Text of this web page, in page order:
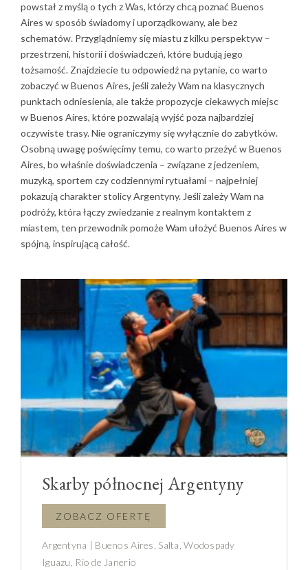
powstał z myślą o tych z Was, którzy chcą poznać Buenos
Aires w sposób świadomy i uporządkowany, ale bez
schematów. Przyglądniemy się miastu z kilku perspektyw –
przestrzeni, historii i doświadczeń, które budują jego
tożsamość. Znajdziecie tu odpowiedź na pytanie, co warto
zobaczyć w Buenos Aires, jeśli zależy Wam na klasycznych
punktach odniesienia, ale także propozycje ciekawych miejsc
w Buenos Aires, które pozwalają wyjść poza najbardziej
oczywiste trasy. Nie ograniczymy się wyłącznie do zabytków.
Osobną uwagę poświęcimy temu, co warto przeżyć w Buenos
Aires, bo właśnie doświadczenia – związane z jedzeniem,
muzyką, sportem czy codziennymi rytuałami – najpełniej
pokazują charakter stolicy Argentyny. Jeśli zależy Wam na
podróży, która łączy zwiedzanie z realnym kontaktem z
miastem, ten przewodnik pomoże Wam ułożyć Buenos Aires w
spójną, inspirującą całość.
Skarby północnej Argentyny
Argentyna | Buenos Aires, Salta, Wodospady
Iguazu, Rio de Janerio